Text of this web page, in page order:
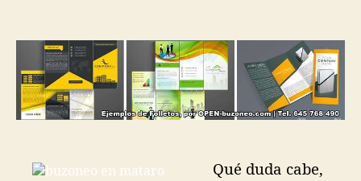
Qué duda cabe,